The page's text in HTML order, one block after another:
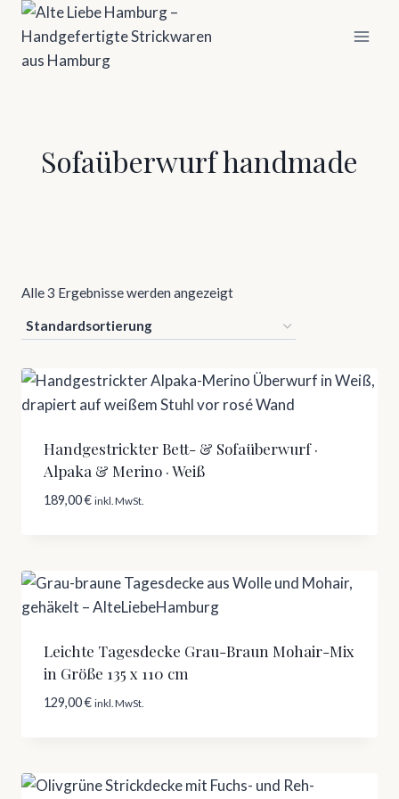
Zum
Inhalt
springen
Sofaüberwurf handmade
Alle 3 Ergebnisse werden angezeigt
Handgestrickter Bett- & Sofaüberwurf ·
Alpaka & Merino · Weiß
189,00€ inkl. MwSt.
Leichte Tagesdecke Grau-Braun Mohair-Mix
in Größe 135 x 110 cm
129,00€ inkl. MwSt.